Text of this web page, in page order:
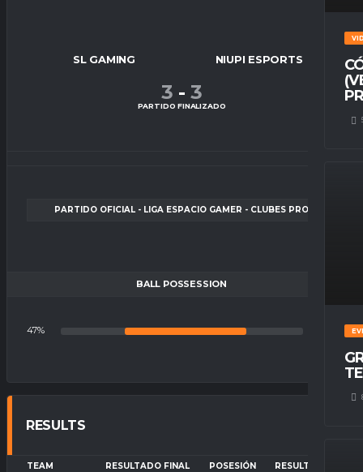
SL GAMING NIUPI ESPORTS
3 - 3
PARTIDO FINALIZADO
PARTIDO OFICIAL - LIGA ESPACIO GAMER - CLUBES PRO
BALL POSSESSION
47%
RESULTS
TEAM RESULTADO FINAL POSESIÓN RESULTADO